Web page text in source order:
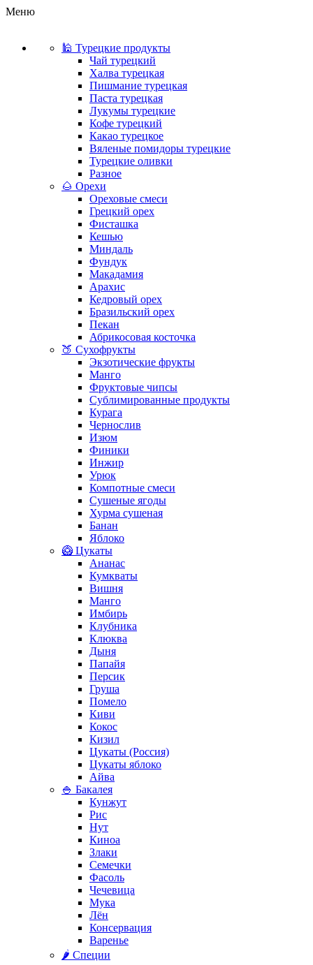
Меню
🕌 Турецкие продукты
Чай турецкий
Халва турецкая
Пишмание турецкая
Паста турецкая
Лукумы турецкие
Кофе турецкий
Какао турецкое
Вяленые помидоры турецкие
Турецкие оливки
Разное
🌰 Орехи
Ореховые смеси
Грецкий орех
Фисташка
Кешью
Миндаль
Фундук
Макадамия
Арахис
Кедровый орех
Бразильский орех
Пекан
Абрикосовая косточка
🍑 Сухофрукты
Экзотические фрукты
Манго
Фруктовые чипсы
Сублимированные продукты
Курага
Чернослив
Изюм
Финики
Инжир
Урюк
Компотные смеси
Сушеные ягоды
Хурма сушеная
Банан
Яблоко
🥝 Цукаты
Ананас
Кумкваты
Вишня
Манго
Имбирь
Клубника
Клюква
Дыня
Папайя
Персик
Груша
Помело
Киви
Кокос
Кизил
Цукаты (Россия)
Цукаты яблоко
Айва
🍚 Бакалея
Кунжут
Рис
Нут
Киноа
Злаки
Семечки
Фасоль
Чечевица
Мука
Лён
Консервация
Варенье
🌶️ Специи